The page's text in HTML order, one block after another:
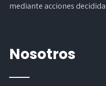
mediante acciones
Nosotros